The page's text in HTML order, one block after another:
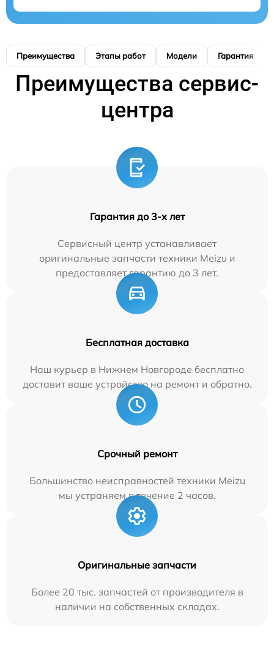
Преимущества Этапы работ Модели Гарантия
Преимущества сервис-
центра
Гарантия до 3-х лет
Сервисный центр устанавливает
оригинальные запчасти техники Meizu и
предоставляет гарантию до 3 лет.
Бесплатная доставка
Наш курьер в Нижнем Новгороде бесплатно
доставит ваше устройство на ремонт и обратно.
Срочный ремонт
Большинство неисправностей техники Meizu
мы устраняем в течение 2 часов.
Оригинальные запчасти
Более 20 тыс. запчастей от производителя в
наличии на собственных складах.